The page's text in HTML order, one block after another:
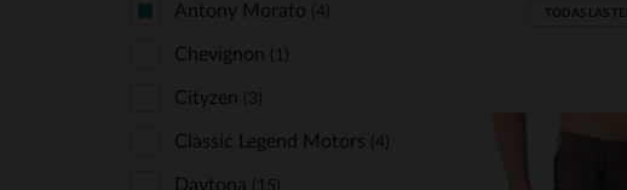
Antony Morato (4)
Chevignon (1)
Cityzen (3)
Classic Legend Motors (4)
Daytona (15)
TODAS LAS